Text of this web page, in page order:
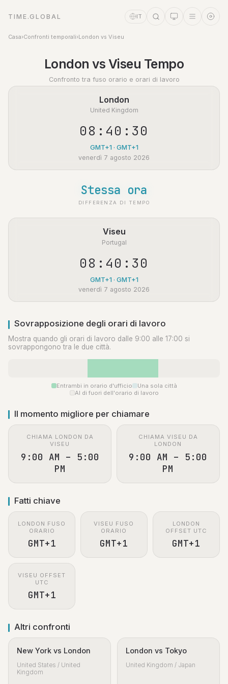
TIME.GLOBAL IT
Casa›Confronti temporali›London vs Viseu
London vs Viseu Tempo
Confronto tra fuso orario e orari di lavoro
London
United Kingdom
08:40:31
GMT+1 · GMT+1
venerdì 7 agosto 2026
Stessa ora
DIFFERENZA DI TEMPO
Viseu
Portugal
08:40:31
GMT+1 · GMT+1
venerdì 7 agosto 2026
Sovrapposizione degli orari di lavoro
Mostra quando gli orari di lavoro dalle 9:00 alle 17:00 si
sovrappongono tra le due città.
Entrambi in orario d'ufficio
Una sola città
Al di fuori dell'orario di lavoro
Il momento migliore per chiamare
CHIAMA LONDON DA
VISEU
9:00 AM – 5:00
PM
CHIAMA VISEU DA
LONDON
9:00 AM – 5:00
PM
Fatti chiave
LONDON FUSO
ORARIO
GMT+1
VISEU FUSO
ORARIO
GMT+1
LONDON
OFFSET UTC
GMT+1
VISEU OFFSET
UTC
GMT+1
Altri confronti
New York vs London
United States / United
Kingdom
London vs Tokyo
United Kingdom / Japan
Assistente a tempo
Online